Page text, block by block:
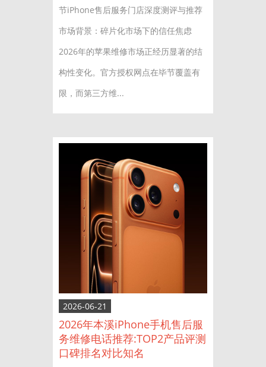
节iPhone售后服务门店深度测评与推荐
市场背景：碎片化市场下的信任焦虑
2026年的苹果维修市场正经历显著的结
构性变化。官方授权网点在毕节覆盖有
限，而第三方维...
2026-06-21
2026年本溪iPhone手机售后服
务维修电话推荐:TOP2产品评测
口碑排名对比知名